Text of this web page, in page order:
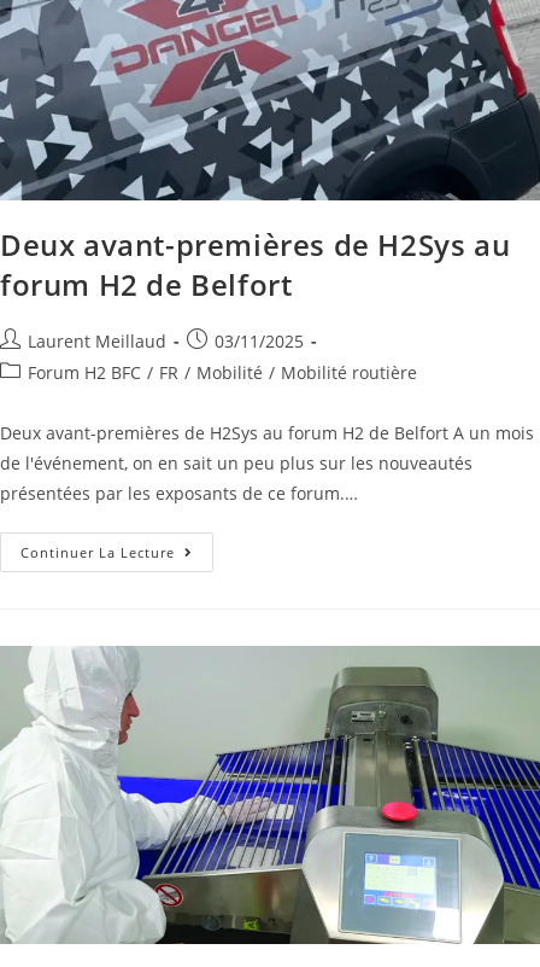
Deux avant-premières de H2Sys au
forum H2 de Belfort
Laurent Meillaud
03/11/2025
Forum H2 BFC / FR / Mobilité / Mobilité routière
Deux avant-premières de H2Sys au forum H2 de Belfort A un mois
de l'événement, on en sait un peu plus sur les nouveautés
présentées par les exposants de ce forum.…
Continuer La Lecture